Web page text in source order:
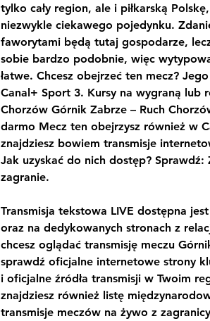
tylko cały region, ale i piłkarską
niezwykle ciekawego pojedynku.
faworytami będą tutaj gospodarze,
sobie bardzo podobnie, więc
łatwe. Chcesz obejrzeć ten mecz?
Canal+ Sport 3. Kursy na wygraną lub
Chorzów Górnik Zabrze – Ruch
darmo Mecz ten obejrzysz również w
znajdziesz bowiem transmisje
Jak uzyskać do nich dostęp?
zagranie.
Transmisja tekstowa LIVE dostępna
oraz na dedykowanych stronach z
chcesz oglądać transmisję meczu
sprawdź oficjalne internetowe strony
i oficjalne źródła transmisji w Twoim
znajdziesz również listę
transmisje meczów na żywo z